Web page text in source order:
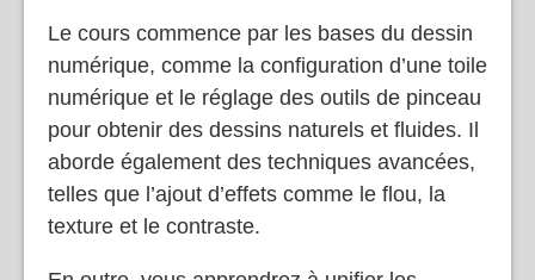
Le cours commence par les bases du dessin
numérique, comme la configuration d’une toile
numérique et le réglage des outils de pinceau
pour obtenir des dessins naturels et fluides. Il
aborde également des techniques avancées,
telles que l’ajout d’effets comme le flou, la
texture et le contraste.